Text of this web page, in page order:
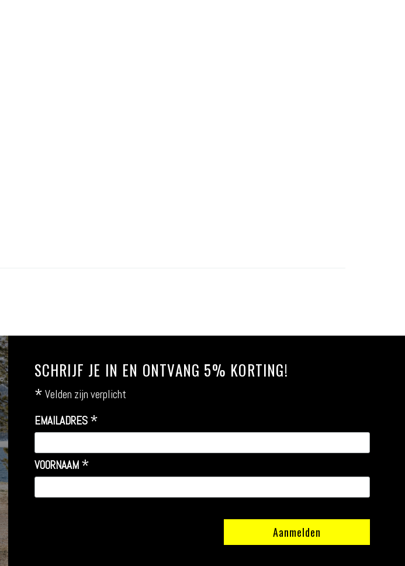
SCHRIJF JE IN EN ONTVANG 5% KORTING!
* Velden zijn verplicht
EMAILADRES *
VOORNAAM *